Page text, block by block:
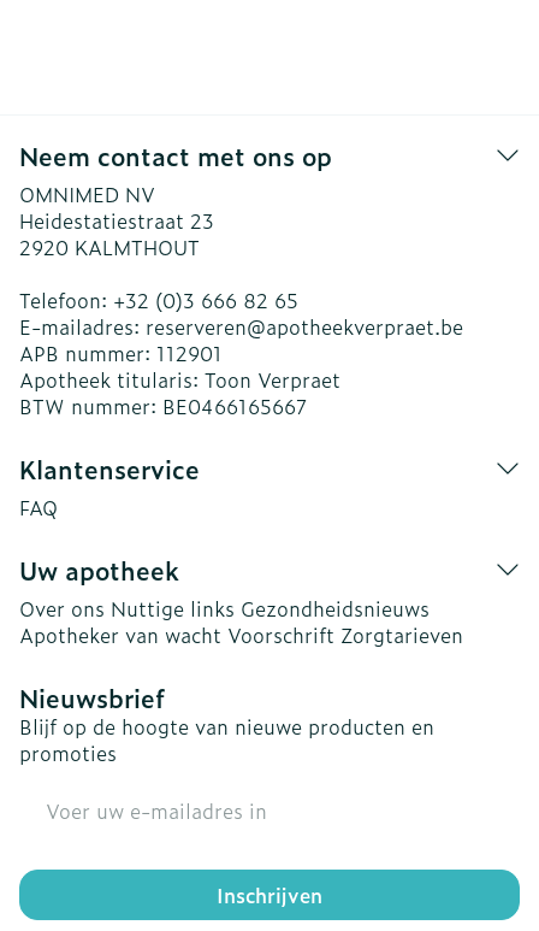
Neem contact met ons op
OMNIMED NV
Heidestatiestraat 23
2920 KALMTHOUT
Telefoon: +32 (0)3 666 82 65
E-mailadres: reserveren@apotheekverpraet.be
APB nummer: 112901
Apotheek titularis: Toon Verpraet
BTW nummer: BE0466165667
Klantenservice
FAQ
Uw apotheek
Over ons Nuttige links Gezondheidsnieuws
Apotheker van wacht Voorschrift Zorgtarieven
Nieuwsbrief
Blijf op de hoogte van nieuwe producten en
promoties
Inschrijven